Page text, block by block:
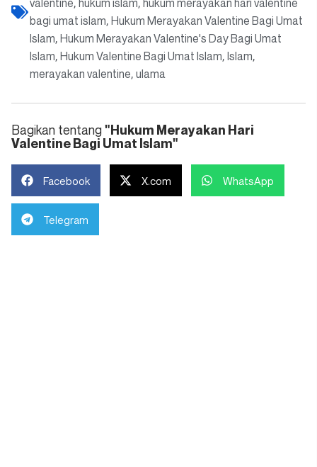
valentine, hukum islam, hukum merayakan hari valentine
bagi umat islam, Hukum Merayakan Valentine Bagi Umat
Islam, Hukum Merayakan Valentine's Day Bagi Umat
Islam, Hukum Valentine Bagi Umat Islam, Islam,
merayakan valentine, ulama
Bagikan tentang"Hukum Merayakan Hari
Valentine Bagi Umat Islam"
Facebook X.com WhatsApp
Telegram